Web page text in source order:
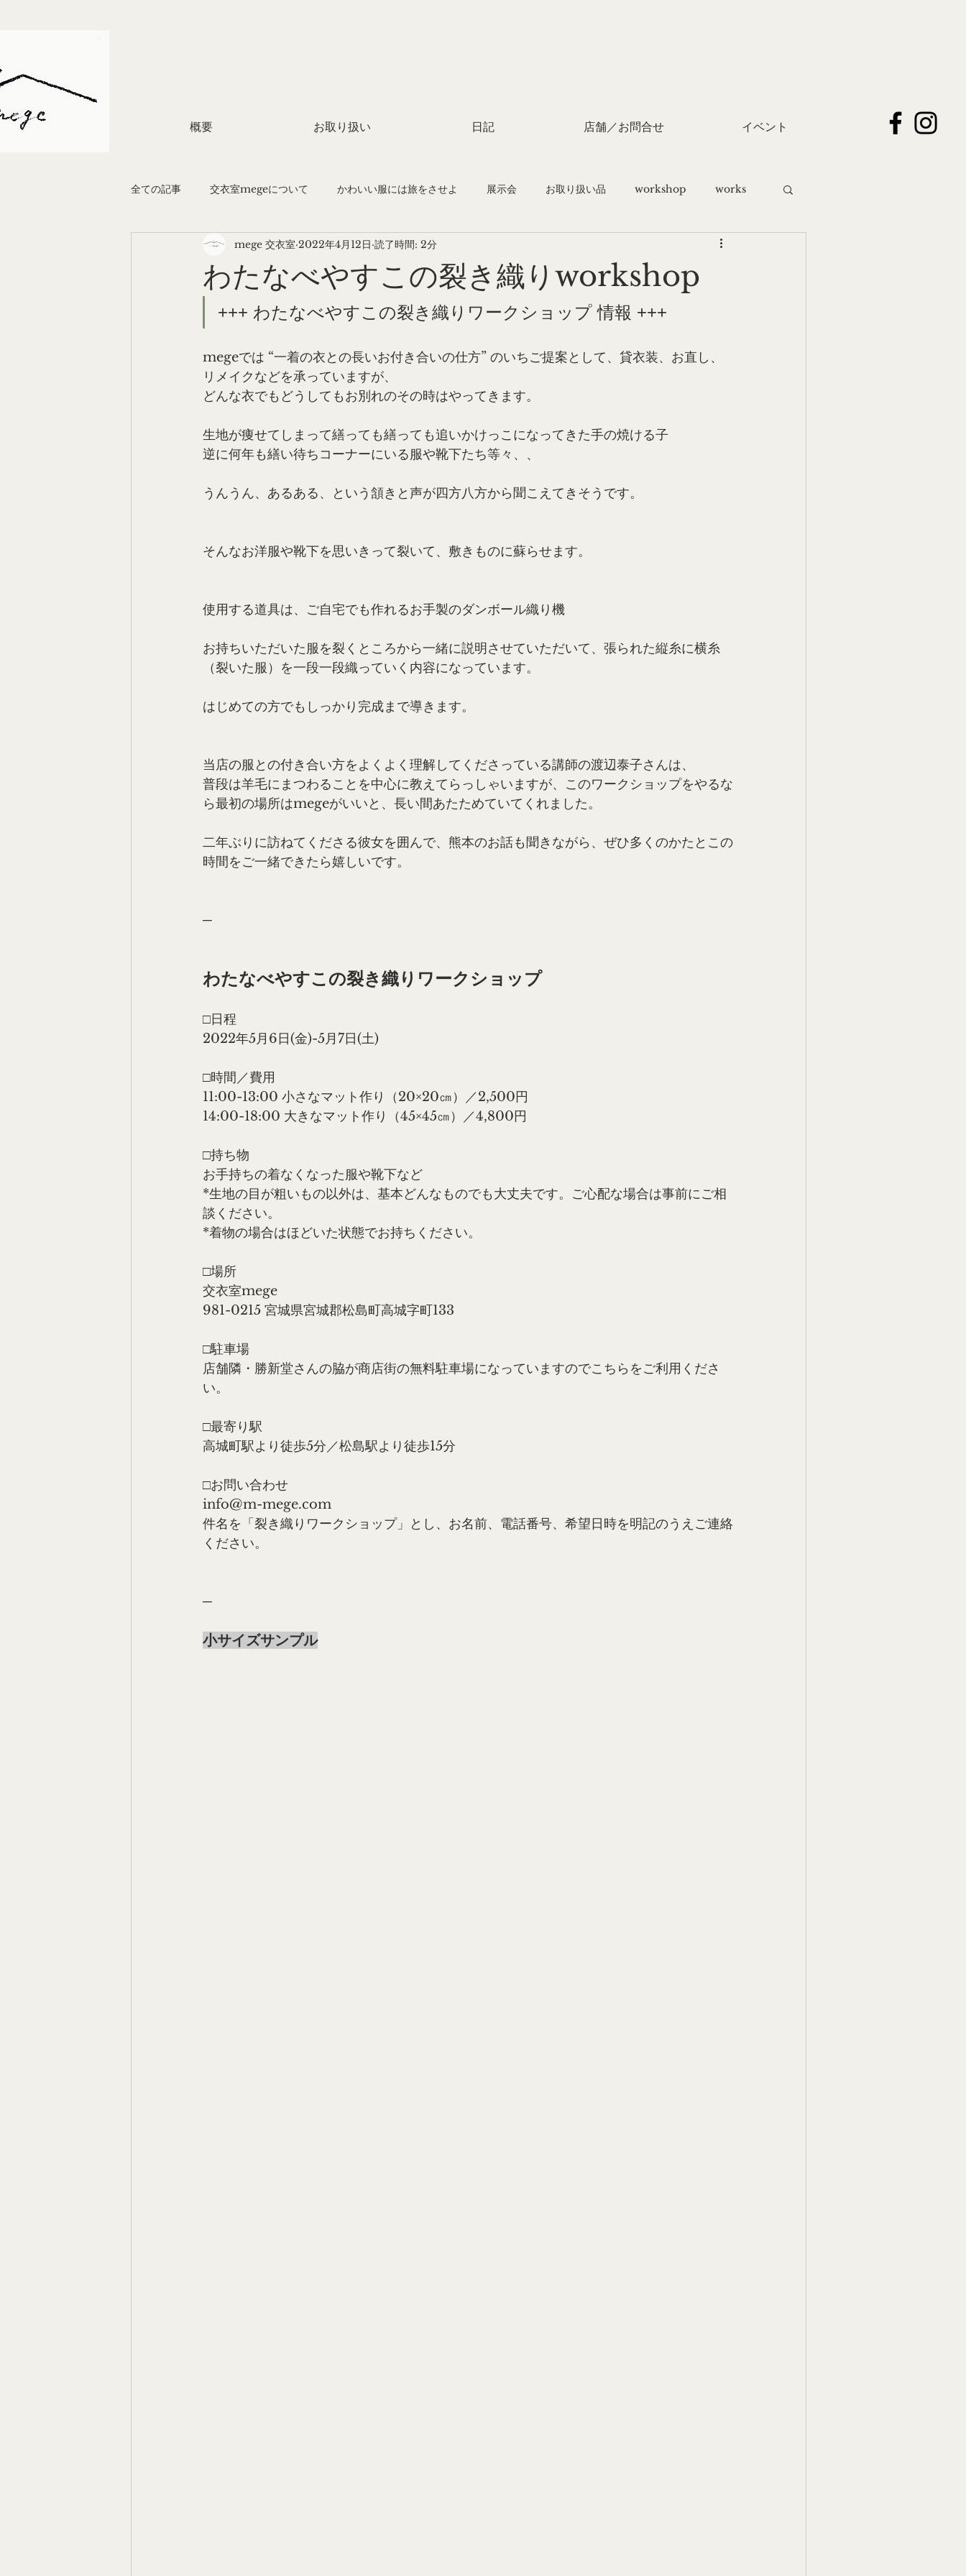
概要 お取り扱い 日記 店舗／お問合せ イベント
全ての記事 交衣室megeについて かわいい服には旅をさせよ 展示会 お取り扱い品 workshop works
結婚式のかたち 企画 着付け教室
わたなべやすこの裂き織りworkshop
mege 交衣室 2022年4月12日 読了時間: 2分
+++ わたなべやすこの裂き織りワークショップ 情報 +++
megeでは “一着の衣との長いお付き合いの仕方” のいちご提案として、貸衣装、お直し、
リメイクなどを承っていますが、
どんな衣でもどうしてもお別れのその時はやってきます。
生地が痩せてしまって繕っても繕っても追いかけっこになってきた手の焼ける子
逆に何年も繕い待ちコーナーにいる服や靴下たち等々、、
うんうん、あるある、という頷きと声が四方八方から聞こえてきそうです。
そんなお洋服や靴下を思いきって裂いて、敷きものに蘇らせます。
使用する道具は、ご自宅でも作れるお手製のダンボール織り機
お持ちいただいた服を裂くところから一緒に説明させていただいて、張られた縦糸に横糸
（裂いた服）を一段一段織っていく内容になっています。
はじめての方でもしっかり完成まで導きます。
当店の服との付き合い方をよくよく理解してくださっている講師の渡辺泰子さんは、
普段は羊毛にまつわることを中心に教えてらっしゃいますが、このワークショップをやるな
ら最初の場所はmegeがいいと、長い間あたためていてくれました。
二年ぶりに訪ねてくださる彼女を囲んで、熊本のお話も聞きながら、ぜひ多くのかたとこの
時間をご一緒できたら嬉しいです。
─
わたなべやすこの裂き織りワークショップ
□日程
2022年5月6日(金)-5月7日(土)
□時間／費用
11:00-13:00 小さなマット作り（20×20㎝）／2,500円
14:00-18:00 大きなマット作り（45×45㎝）／4,800円
□持ち物
お手持ちの着なくなった服や靴下など
*生地の目が粗いもの以外は、基本どんなものでも大丈夫です。ご心配な場合は事前にご相
談ください。
*着物の場合はほどいた状態でお持ちください。
□場所
交衣室mege
981-0215 宮城県宮城郡松島町高城字町133
□駐車場
店舗隣・勝新堂さんの脇が商店街の無料駐車場になっていますのでこちらをご利用くださ
い。
□最寄り駅
高城町駅より徒歩5分／松島駅より徒歩15分
□お問い合わせ
info@m-mege.com
件名を「裂き織りワークショップ」とし、お名前、電話番号、希望日時を明記のうえご連絡
ください。
─
小サイズサンプル